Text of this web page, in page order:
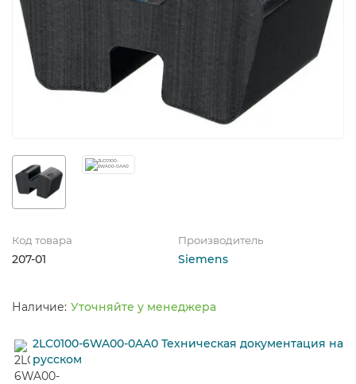
Код товара
207-01
Производитель
Siemens
Уточняйте у менеджера
2LC0100-6WA00-0AA0 Техническая документация на
русском